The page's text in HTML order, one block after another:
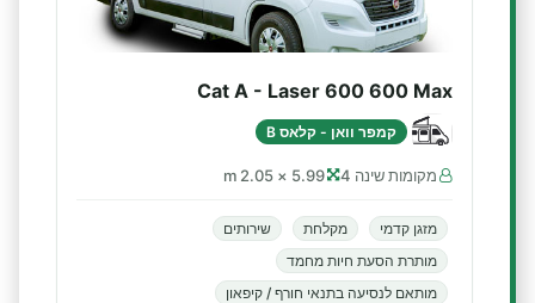
Cat A - Laser 600 600 Max
קמפר וואן - קלאס B
מקומות שינה 4 5.99 × 2.05 m
מזגן קדמי מקלחת
שירותים
מותרת הסעת חיות מחמד
מותאם לנסיעה בתנאי חורף / קיפאון